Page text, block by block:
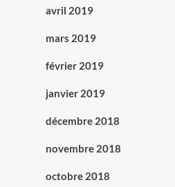
avril 2019
mars 2019
février 2019
janvier 2019
décembre 2018
novembre 2018
octobre 2018